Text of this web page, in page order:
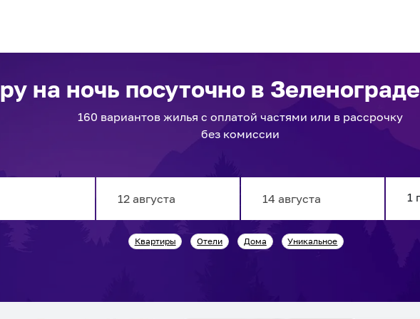
на ночь посуточно в Зеленограде
160 вариантов жилья с оплатой частями или в рассрочку
без комиссии
forward
backward
Квартиры Отели Дома Уникальное